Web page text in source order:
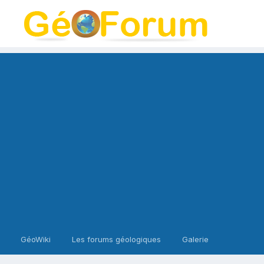
GéoWiki Les forums géologiques Galerie